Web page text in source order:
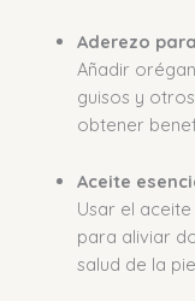
Aderezo
Añadir
guisos y
obtener
Aceite
Usar el
para aliviar
salud de la